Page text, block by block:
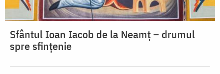
Sfântul Ioan Iacob de la Neamț – drumul
spre sfințenie